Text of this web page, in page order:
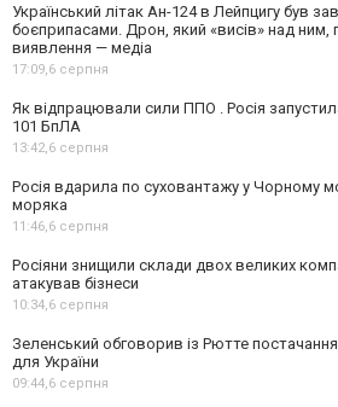
Український літак Ан-124 в Лейпцигу був
боєприпасами. Дрон, який «висів» над
виявлення — медіа
17:09, 6 серпня
Як відпрацювали сили ППО . Росія
101 БпЛА
13:42, 6 серпня
Росія вдарила по суховантажу у Чорному
моряка
11:46, 6 серпня
Росіяни знищили склади двох великих
атакував бізнеси
10:34, 6 серпня
Зеленський обговорив із Рютте
для України
09:44, 6 серпня